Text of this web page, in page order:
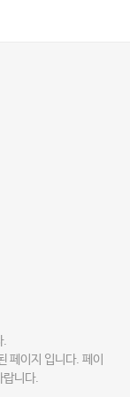
.
페이지 입니다. 페이
랍니다.